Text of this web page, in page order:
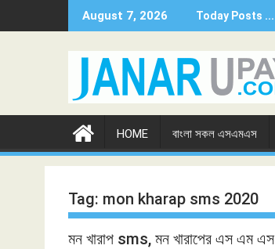
to
August 7, 2026 Today Posts ...
HOME বাংলা সকল এসএমএস
Tag: mon kharap sms 2020
মন খারাপ sms, মন খারাপের এস এম এস